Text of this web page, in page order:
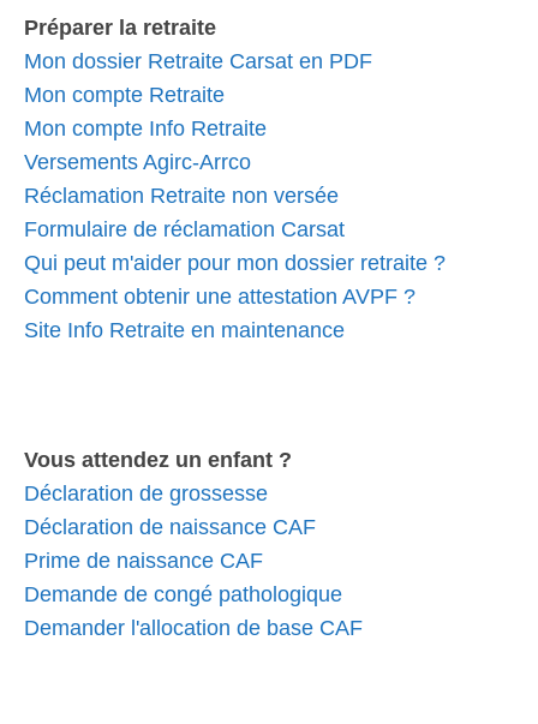
Préparer la retraite
Mon dossier Retraite Carsat en PDF
Mon compte Retraite
Mon compte Info Retraite
Versements Agirc-Arrco
Réclamation Retraite non versée
Formulaire de réclamation Carsat
Qui peut m'aider pour mon dossier retraite ?
Comment obtenir une attestation AVPF ?
Site Info Retraite en maintenance
Vous attendez un enfant ?
Déclaration de grossesse
Déclaration de naissance CAF
Prime de naissance CAF
Demande de congé pathologique
Demander l'allocation de base CAF